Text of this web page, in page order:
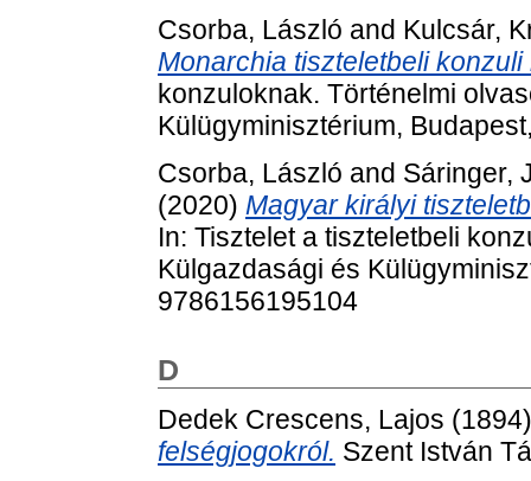
Csorba, László and Kulcsár,
Monarchia tiszteletbeli
konzuloknak. Történelmi
Külügyminisztérium,
Csorba, László and Sáringer,
(2020) Magyar királyi
In: Tisztelet a tiszteletbeli
Külgazdasági és
9786156195104
D
Dedek Crescens, Lajos
felségjogokról. Szent István